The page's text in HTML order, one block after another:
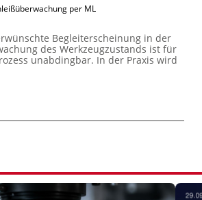
per ML
Begleiterscheinung in der
des Werkzeugzustands ist für
unabdingbar. In der Praxis wird